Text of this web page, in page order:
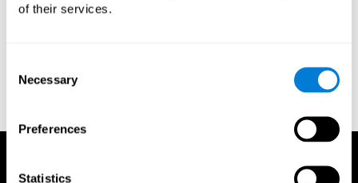
of their services.
Selection
Necessary
Preferences
Statistics
(2003). The Wechsler Memory Scale, Third Edition. Clinical